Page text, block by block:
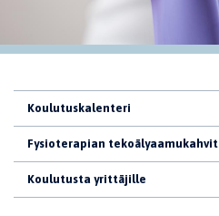
Koulutuskalenteri
Fysioterapian tekoälyaamukahvit
Koulutusta yrittäjille